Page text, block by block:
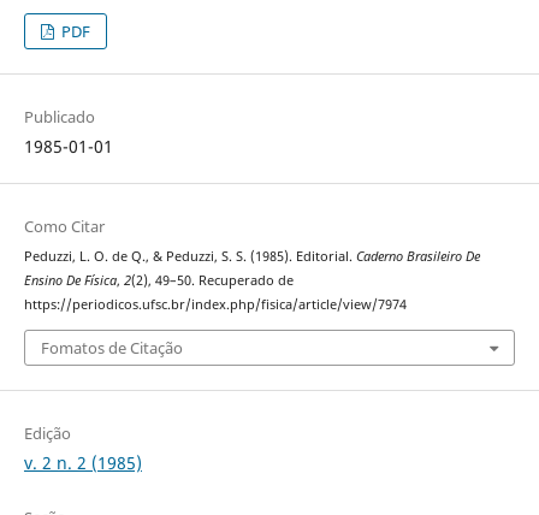
PDF
Publicado
1985-01-01
Como Citar
Peduzzi, L. O. de Q., & Peduzzi, S. S. (1985). Editorial. Caderno Brasileiro De
Ensino De Física, 2(2), 49–50. Recuperado de
https://periodicos.ufsc.br/index.php/fisica/article/view/7974
Fomatos de Citação
Edição
v. 2 n. 2 (1985)